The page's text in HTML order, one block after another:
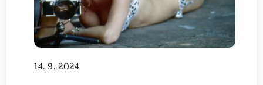
14. 9. 2024